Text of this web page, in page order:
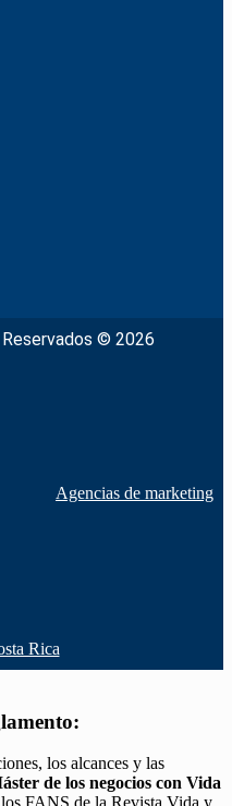
© 2026
Agencias de marketing
Rica
los alcances y las
de los negocios con Vida